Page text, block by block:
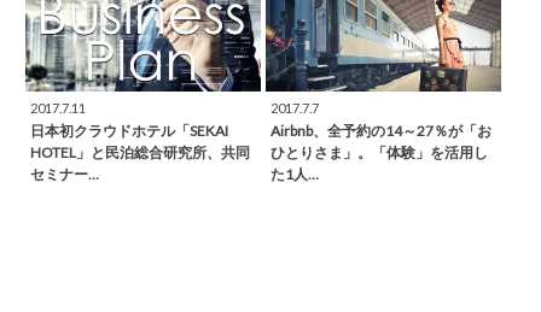
2017.7.11
日本初クラウドホテル「SEKAI
HOTEL」と民泊総合研究所、共同
セミナー…
2017.7.7
Airbnb、全予約の14～27％が「お
ひとりさま」。「体験」を活用し
た1人…